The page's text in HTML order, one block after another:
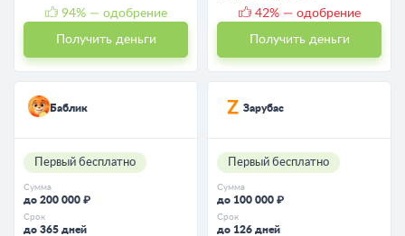
94% — одобрение
Получить деньги
42% — одобрение
Получить деньги
Баблик
Первый бесплатно
Сумма
до 200 000 ₽
Срок
до 365 дней
Зарубас
Первый бесплатно
Сумма
до 100 000 ₽
Срок
до 126 дней